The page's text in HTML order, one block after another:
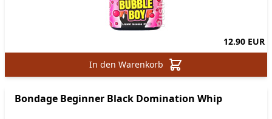
12.90 EUR
In den Warenkorb
Bondage Beginner Black Domination Whip